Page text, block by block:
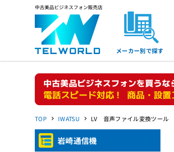
中古美品ビジネスフォン販売店
メーカー別で探す
TOP IWATSU LV 音声ファイル変換ツール
岩崎通信機